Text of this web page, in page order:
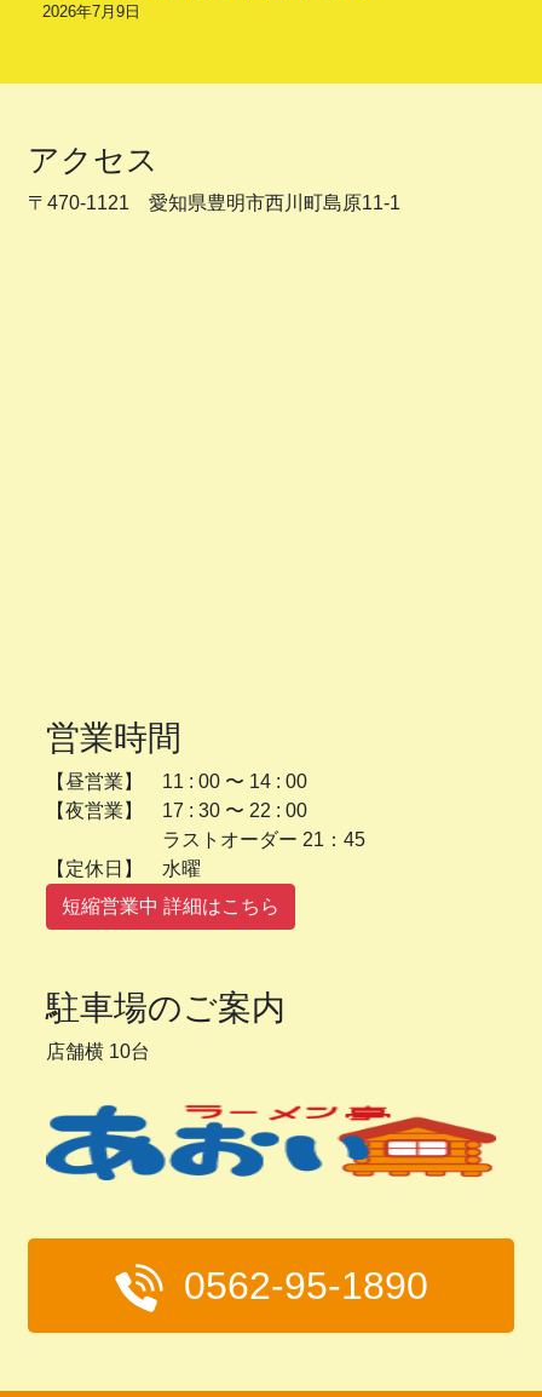
2026年7月9日
アクセス
〒470-1121 愛知県豊明市西川町島原11-1
営業時間
【昼営業】 11 : 00 〜 14 : 00
【夜営業】 17 : 30 〜 22 : 00
ラストオーダー 21：45
【定休日】 水曜
短縮営業中 詳細はこちら
駐車場のご案内
店舗横 10台
0562-95-1890